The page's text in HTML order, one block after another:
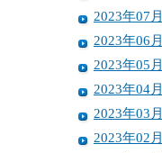
2023年07月
2023年06月
2023年05月
2023年04月
2023年03月
2023年02月